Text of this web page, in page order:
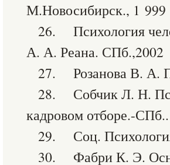
М.Новосибирск., 1 999
26. Психология
А. А. Реана. СПб.,2002
27. Розанова В. А.
28. Собчик Л. Н.
кадровом отборе.-
29. Соц.
30. Фабри К. Э.